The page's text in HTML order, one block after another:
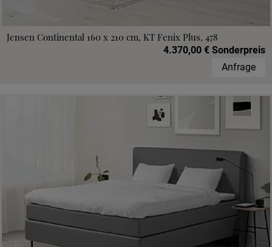
Jensen Continental 160 x 210 cm, KT Fenix Plus, 478
4.370,00 € Sonderpreis
Anfrage